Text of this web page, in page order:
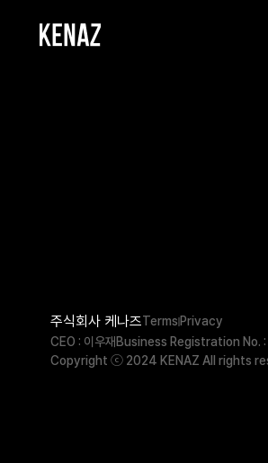
주식회사 케나즈Terms Privacy
CEO : 이우재 Business Registration
Copyright ⓒ 2024 KENAZ All rights